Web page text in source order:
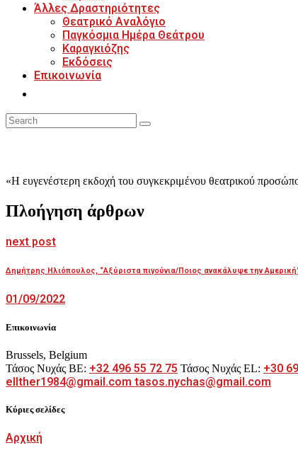
Άλλες Δραστηριότητες
Θεατρικό Αναλόγιο
Παγκόσμια Ημέρα Θεάτρου
Καραγκιόζης
Εκδόσεις
Επικοινωνία
«Η ευγενέστερη εκδοχή του συγκεκριμένου θεατρικού
Πλοήγηση άρθρων
next post
Δημήτρης Ηλιόπουλος, “Αξύριστα πιγούνια/Ποιος ανακάλυψε την
01/09/2022
Επικοινωνία
Brussels, Belgium
Τάσος Νυχάς BE: +32 496 55 72 75 Τάσος Νυχάς EL: +30
ellther1984@gmail.com tasos.nychas@gmail.com
Κύριες σελίδες
Αρχική